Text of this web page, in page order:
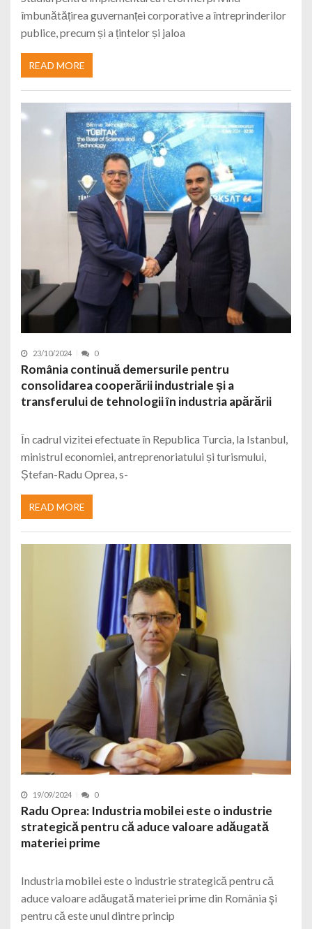
îmbunătățirea guvernanței corporative a întreprinderilor
publice, precum și a țintelor și jaloa
READ MORE
23/10/2024 0
România continuă demersurile pentru
consolidarea cooperării industriale și a
transferului de tehnologii în industria apărării
În cadrul vizitei efectuate în Republica Turcia, la Istanbul,
ministrul economiei, antreprenoriatului și turismului,
Ștefan-Radu Oprea, s-
READ MORE
19/09/2024 0
Radu Oprea: Industria mobilei este o industrie
strategică pentru că aduce valoare adăugată
materiei prime
Industria mobilei este o industrie strategică pentru că
aduce valoare adăugată materiei prime din România şi
pentru că este unul dintre princip